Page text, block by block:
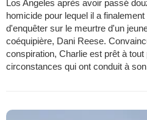
Los Angeles après avoir passé
homicide pour lequel il a
d'enquêter sur le meurtre d'un
coéquipière, Dani Reese.
conspiration, Charlie est prêt à tout
circonstances qui ont conduit à